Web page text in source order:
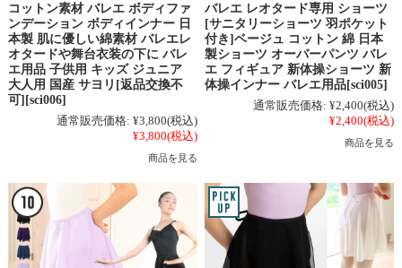
コットン素材 バレエ ボディファ
ンデーション ボディインナー 日
本製 肌に優しい綿素材 バレエレ
オタードや舞台衣装の下に バレ
エ用品 子供用 キッズ ジュニア
大人用 国産 サヨリ[返品交換不
可][sci006]
通常販売価格: ¥3,800(税込)
¥3,800(税込)
商品を見る
バレエ レオタード専用 ショーツ
[サニタリーショーツ 羽ポケット
付き]ベージュ コットン 綿 日本
製ショーツ オーバーパンツ バレ
エ フィギュア 新体操ショーツ 新
体操インナー バレエ用品[sci005]
通常販売価格: ¥2,400(税込)
¥2,400(税込)
商品を見る